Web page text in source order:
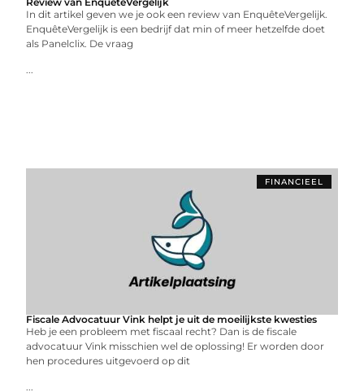
In dit artikel geven we je ook een review van EnquêteVergelijk.
EnquêteVergelijk is een bedrijf dat min of meer hetzelfde doet
als Panelclix. De vraag
...
FINANCIEEL
Fiscale Advocatuur Vink helpt je uit de moeilijkste kwesties
Heb je een probleem met fiscaal recht? Dan is de fiscale
advocatuur Vink misschien wel de oplossing! Er worden door
hen procedures uitgevoerd op dit
...